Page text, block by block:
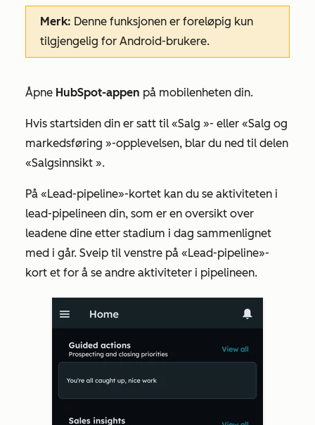
Merk: Denne funksjonen er foreløpig kun
tilgjengelig for Android-brukere.
Åpne HubSpot-appen på mobilenheten din.
Hvis startsiden din er satt til «Salg »- eller «Salg og
markedsføring »-opplevelsen, blar du ned til delen
«Salgsinnsikt ».
På «Lead-pipeline»-kortet kan du se aktiviteten i
lead-pipelineen din, som er en oversikt over
leadene dine etter stadium i dag sammenlignet
med i går. Sveip til venstre på «Lead-pipeline»-
kort et for å se andre aktiviteter i pipelineen.